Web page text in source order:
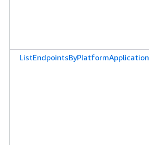
ListEndpointsByPlatformApplication